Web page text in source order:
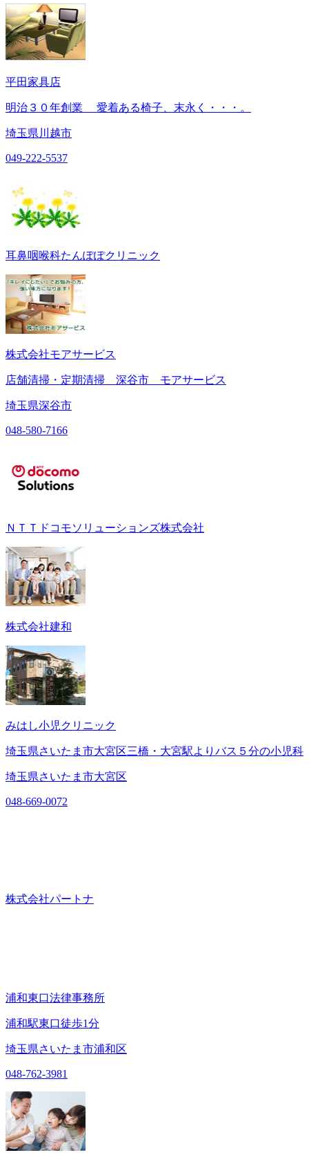
平田家具店
明治３０年創業 愛着ある椅子、末永く・・・。
埼玉県川越市
049-222-5537
耳鼻咽喉科たんぽぽクリニック
株式会社モアサービス
店舗清掃・定期清掃 深谷市 モアサービス
埼玉県深谷市
048-580-7166
ＮＴＴドコモソリューションズ株式会社
株式会社建和
みはし小児クリニック
埼玉県さいたま市大宮区三橋・大宮駅よりバス５分の小児科
埼玉県さいたま市大宮区
048-669-0072
株式会社パートナ
浦和東口法律事務所
浦和駅東口徒歩1分
埼玉県さいたま市浦和区
048-762-3981